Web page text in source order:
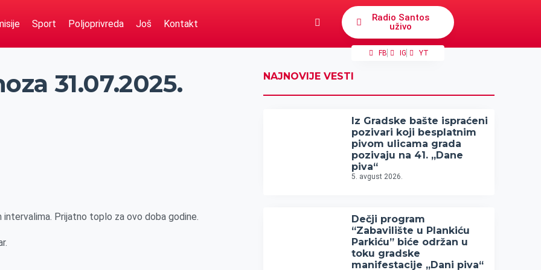
Sport Poljoprivreda Još Kontakt
Radio Santos
uživo
FB IG YT
31.07.2025.
Prijatno toplo za ovo doba godine.
NAJNOVIJE VESTI
Iz Gradske bašte ispraćeni
pozivari koji besplatnim
pivom ulicama grada
pozivaju na 41. „Dane
piva“
5. avgust 2026.
Dečji program
“Zabavilište u Plankiću
Parkiću” biće održan u
toku gradske
manifestacije „Dani piva“